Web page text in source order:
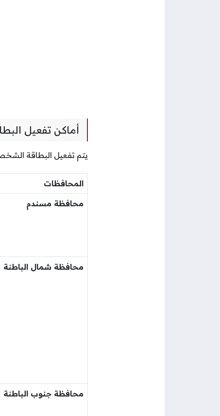
أماكن تفعيل
يتم تفعيل البطاقة
المحافظات
محافظة مسندم
محافظة شمال الباطنة
محافظة جنوب الباطنة